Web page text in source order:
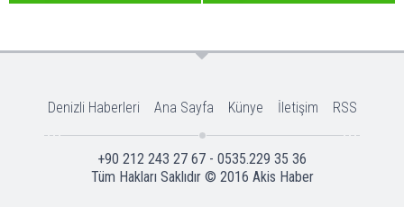
Denizli Haberleri Ana Sayfa Künye İletişim RSS
+90 212 243 27 67 - 0535.229 35 36
Tüm Hakları Saklıdır © 2016 Akis Haber